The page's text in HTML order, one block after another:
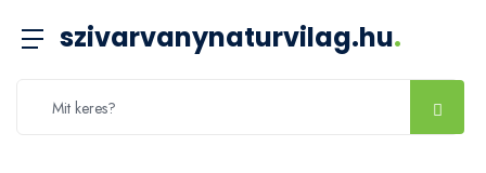
szivarvanynaturvilag.hu.